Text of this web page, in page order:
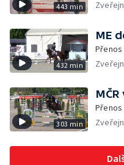
443 min
432 min
ME
303 min